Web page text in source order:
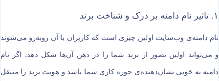
۱. تاثیر نام دامنه بر درک و شناخت برند
نام دامنه‌ی وب‌سایت اولین چیزی است که کاربران با آن روبه‌رو می‌شوند
و می‌تواند اولین تصور از برند شما را در ذهن آن‌ها شکل دهد. اگر نام
دامنه به خوبی نشان‌دهنده‌ی حوزه کاری شما باشد و هویت برند را منتقل